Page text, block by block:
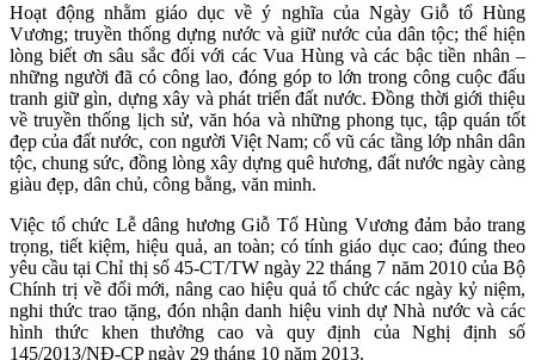
Hoạt động nhằm giáo dục về ý nghĩa của Ngày Giỗ tổ Hùng
Vương; truyền thống dựng nước và giữ nước của dân tộc; thể hiện
lòng biết ơn sâu sắc đối với các Vua Hùng và các bậc tiền nhân –
những người đã có công lao, đóng góp to lớn trong công cuộc đấu
tranh giữ gìn, dựng xây và phát triển đất nước. Đồng thời giới thiệu
về truyền thống lịch sử, văn hóa và những phong tục, tập quán tốt
đẹp của đất nước, con người Việt Nam; cổ vũ các tầng lớp nhân dân
tộc, chung sức, đồng lòng xây dựng quê hương, đất nước ngày càng
giàu đẹp, dân chủ, công bằng, văn minh.
Việc tổ chức Lễ dâng hương Giỗ Tổ Hùng Vương đảm bảo trang
trọng, tiết kiệm, hiệu quả, an toàn; có tính giáo dục cao; đúng theo
yêu cầu tại Chỉ thị số 45-CT/TW ngày 22 tháng 7 năm 2010 của Bộ
Chính trị về đổi mới, nâng cao hiệu quả tổ chức các ngày kỷ niệm,
nghi thức trao tặng, đón nhận danh hiệu vinh dự Nhà nước và các
hình thức khen thưởng cao và quy định của Nghị định số
145/2013/NĐ-CP ngày 29 tháng 10 năm 2013.